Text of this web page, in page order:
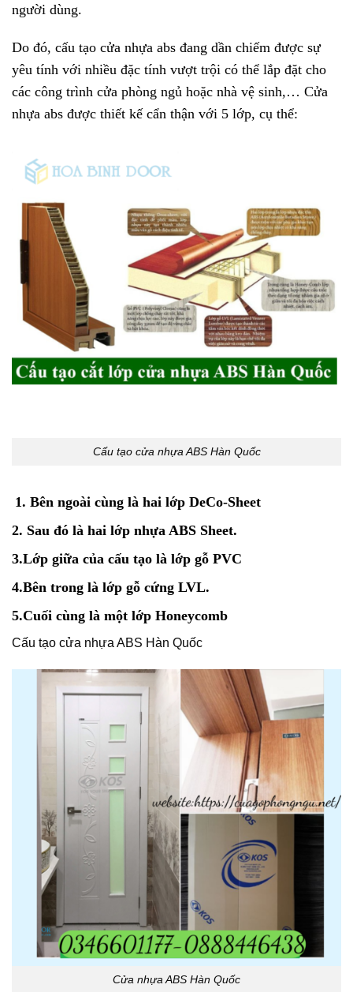
người dùng.
Do đó, cấu tạo cửa nhựa abs đang dần chiếm được sự
yêu tính với nhiều đặc tính vượt trội có thể lắp đặt cho
các công trình cửa phòng ngủ hoặc nhà vệ sinh,… Cửa
nhựa abs được thiết kế cẩn thận với 5 lớp, cụ thể:
Cấu tạo cửa nhựa ABS Hàn Quốc
1. Bên ngoài cùng là hai lớp DeCo-Sheet
2. Sau đó là hai lớp nhựa ABS Sheet.
3.Lớp giữa của cấu tạo là lớp gỗ PVC
4.Bên trong là lớp gỗ cứng LVL.
5.Cuối cùng là một lớp Honeycomb
Cấu tạo cửa nhựa ABS Hàn Quốc
Cửa nhựa ABS Hàn Quốc